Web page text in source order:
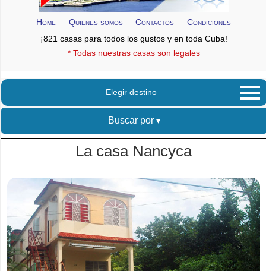
Home Quienes somos Contactos
Condiciones
¡821 casas para todos los gustos y en toda Cuba!
* Todas nuestras casas son legales
Elegir destino
Buscar por
La casa Nancyca